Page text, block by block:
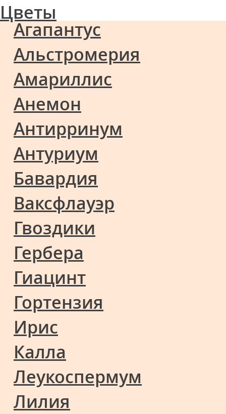
Цветы
Агапантус
Альстромерия
Амариллис
Анемон
Антирринум
Антуриум
Бавардия
Ваксфлауэр
Гвоздики
Гербера
Гиацинт
Гортензия
Ирис
Калла
Леукоспермум
Лилия